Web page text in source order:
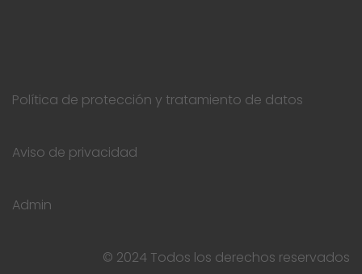
Política de protección y tratamiento de datos
Aviso de privacidad
Admin
© 2024 Todos los derechos reservados